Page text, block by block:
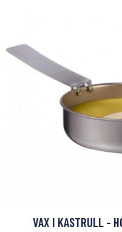
VAX I KASTRULL -